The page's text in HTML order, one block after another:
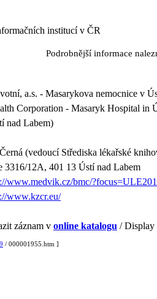
institucí v ČR
Podrobnější informace
a.s. - Masarykova nemocnice v
Corporation - Masaryk Hospital in
nad Labem)
(vedoucí Střediska lékařské
3316/12A, 401 13 Ústí nad Labem
www.medvik.cz/bmc/
www.kzcr.eu/
záznam v online katalogu / Display
/ 000001955.htm ]